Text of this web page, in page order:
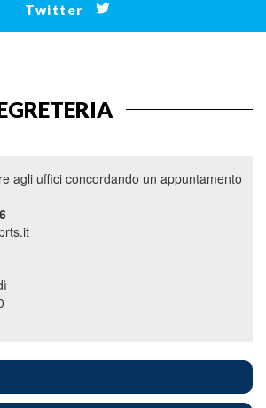
Twitter
agli uffici concordando un appuntamento